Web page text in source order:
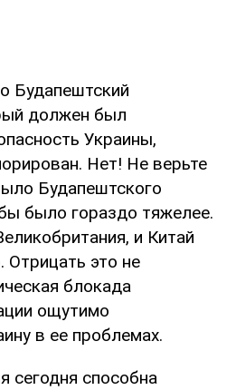
Будапештский
должен был
Украины,
Нет! Не верьте
Будапештского
было гораздо тяжелее.
и Китай
Отрицать это не
блокада
ощутимо
в ее проблемах.
сегодня способна